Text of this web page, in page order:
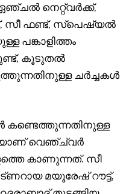
നെറ്റ്‌വർക്ക്,
സീ ഫണ്ട്, സ്‌പെഷ്യൽ
പങ്കാളിത്തം
കൂടുതൽ
ചർച്ചകൾ
കണ്ടെത്തുന്നതിനുള്ള
വെഞ്ച്വർ
കാണുന്നത്. സീ
മയൂരേഷ് റൗട്ട്,